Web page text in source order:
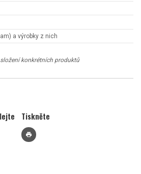
a výrobky z nich
konkrétních produktů
Tiskněte
print